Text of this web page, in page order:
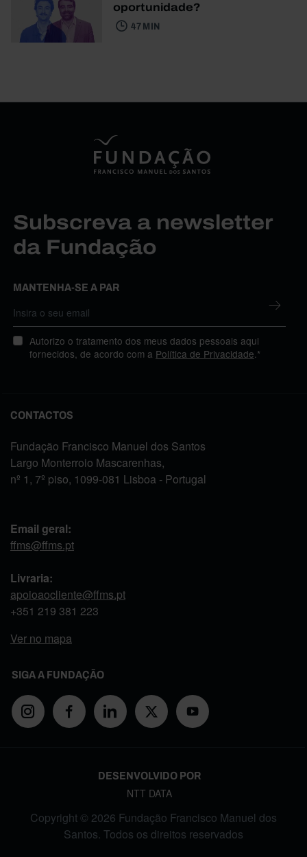
oportunidade?
47 MIN
Subscreva a newsletter
da Fundação
MANTENHA-SE A PAR
Autorizo o tratamento dos meus dados pessoais aqui
fornecidos, de acordo com a Política de Privacidade .*
CONTACTOS
Fundação Francisco Manuel dos Santos
Largo Monterroio Mascarenhas,
nº 1, 7º piso, 1099-081 Lisboa - Portugal
Email geral:
ffms@ffms.pt
Livraria:
apoioaocliente@ffms.pt
+351 219 381 223
Ver no mapa
SIGA A FUNDAÇÃO
DESENVOLVIDO POR
NTT DATA
Copyright © 2026 Fundação Francisco Manuel dos
Santos. Todos os direitos reservados